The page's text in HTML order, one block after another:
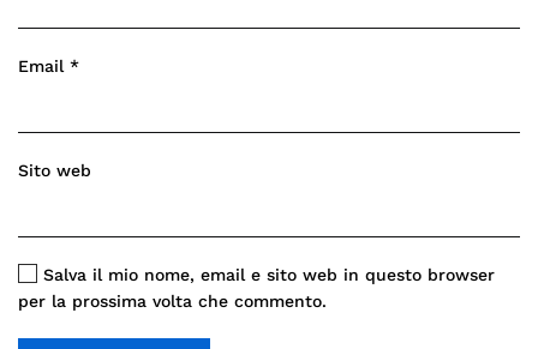
Email *
Sito web
Salva il mio nome, email e sito web in questo browser
per la prossima volta che commento.